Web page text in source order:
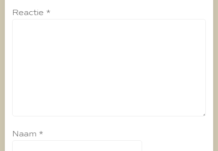
Reactie *
Naam *